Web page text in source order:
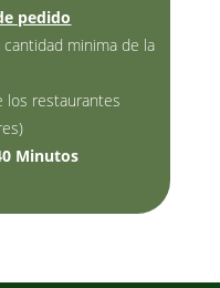
pedido
minima de la
los restaurantes
Minutos